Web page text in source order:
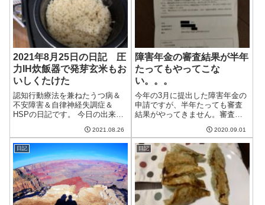
ともに花を増やしてくれるか
な。午前中はブログ...
2021年8月25日の日記 圧
力IH炊飯器で発芽玄米もお
いしくたけた
認知行動療法を兼ねたうつ病＆
不安障害＆自律神経失調症＆
HSPの日記です。 今日の出来事
と雨が降ったり晴れ間が出たり
することもあったけど、基本的
には曇り続きだった。明日はま
た真夏が戻ってくるらしい。困
ったものだ。昨...
2021.08.26
障害年金の審査結果が半年
たってもやってこな
い。。。
今年の3月に提出した障害年金の
申請ですが、半年たっても審査
結果がやってきません。審査状
まだかかりそうな雰囲気。いつ
になったらやってくるのでしょ
うか。。。2020年の3月に申し込
んだ障害年金そもそも障害年金
を申し込...
2020.09.01
日記 日記